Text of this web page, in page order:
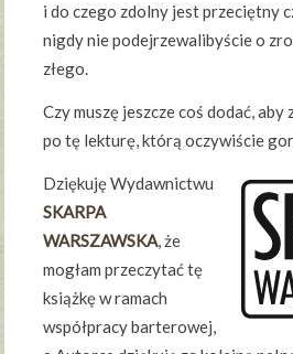
i do czego zdolny jest przeciętny
nigdy nie podejrzewalibyście o
złego.
Czy muszę jeszcze coś dodać,
po tę lekturę, którą oczywiście
Dziękuję Wydawnictwu
SKARPA
WARSZAWSKA, że
mogłam przeczytać tę
książkę w ramach
współpracy barterowej,